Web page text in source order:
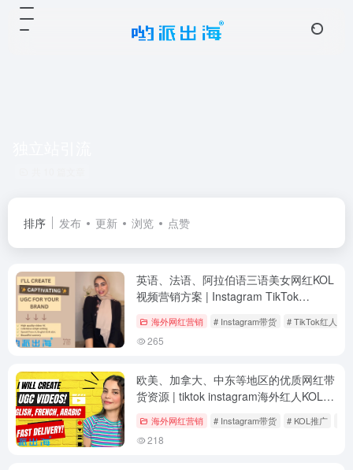
排序 发布 更新 浏览 点赞
英语、法语、阿拉伯语三语美女网红KOL
视频营销方案 | Instagram TikTok
海外网红营销 # Instagram带货 # TikTok红人合
265
欧美、加拿大、中东等地区的优质网红带
货资源 | tiktok instagram海外红人KOL推
海外网红营销 # Instagram带货 # KOL推广
218